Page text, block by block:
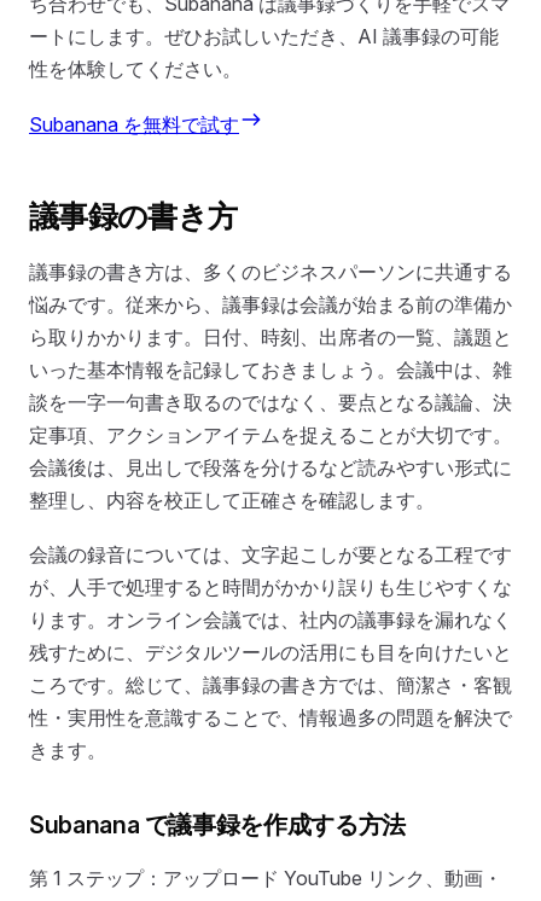
ートにします。ぜひお試しいただき、AI 議事録の可能
性を体験してください。
Subanana を無料で試す
議事録の書き方
議事録の書き方は、多くのビジネスパーソンに共通する
悩みです。従来から、議事録は会議が始まる前の準備か
ら取りかかります。日付、時刻、出席者の一覧、議題と
いった基本情報を記録しておきましょう。会議中は、雑
談を一字一句書き取るのではなく、要点となる議論、決
定事項、アクションアイテムを捉えることが大切です。
会議後は、見出しで段落を分けるなど読みやすい形式に
整理し、内容を校正して正確さを確認します。
会議の録音については、文字起こしが要となる工程です
が、人手で処理すると時間がかかり誤りも生じやすくな
ります。オンライン会議では、社内の議事録を漏れなく
残すために、デジタルツールの活用にも目を向けたいと
ころです。総じて、議事録の書き方では、簡潔さ・客観
性・実用性を意識することで、情報過多の問題を解決で
きます。
Subanana で議事録を作成する方法
第 1 ステップ：アップロード YouTube リンク、動画・